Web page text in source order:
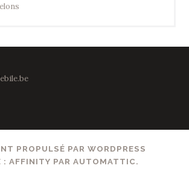
PROPULSÉ PAR WORDPRESS
: AFFINITY PAR AUTOMATTIC .